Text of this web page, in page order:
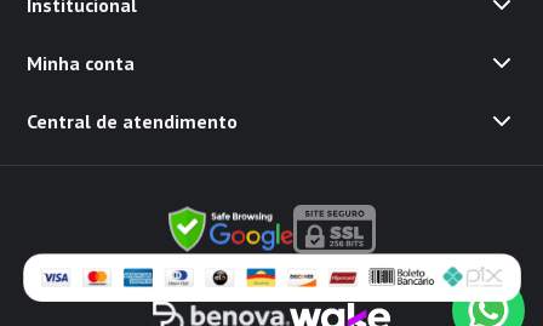
Minha conta
Central de atendimento